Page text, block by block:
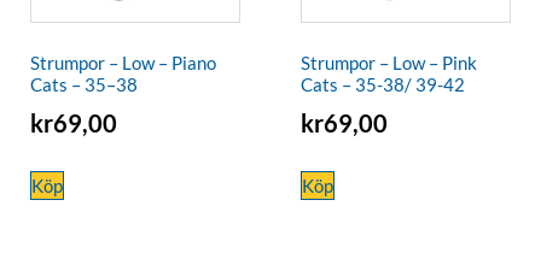
Strumpor – Low – Piano
Cats – 35–38
kr69,00
Köp
Strumpor – Low – Pink
Cats – 35-38/ 39-42
kr69,00
Köp